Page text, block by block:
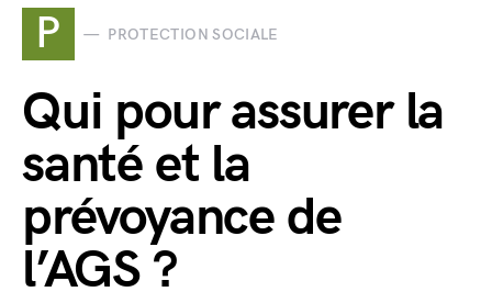
P PROTECTION SOCIALE
Qui pour assurer la
santé et la
prévoyance de
l’AGS ?